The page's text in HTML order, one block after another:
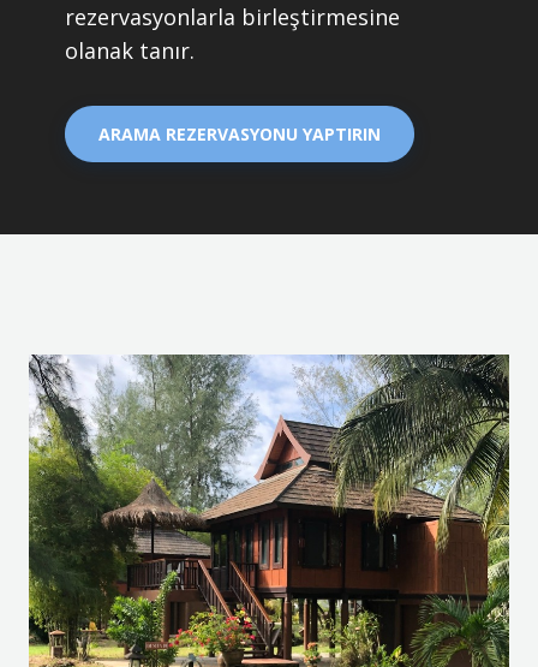
rezervasyonlarla birleştirmesine
olanak tanır.
ARAMA REZERVASYONU YAPTIRIN